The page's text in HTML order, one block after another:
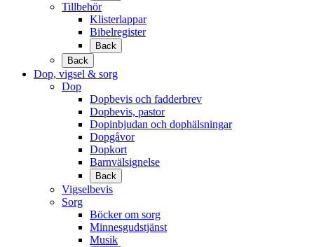
Tillbehör
Klisterlappar
Bibelregister
Back
Back
Dop, vigsel & sorg
Dop
Dopbevis och fadderbrev
Dopbevis, pastor
Dopinbjudan och dophälsningar
Dopgåvor
Dopkort
Barnvälsignelse
Back
Vigselbevis
Sorg
Böcker om sorg
Minnesgudstjänst
Musik